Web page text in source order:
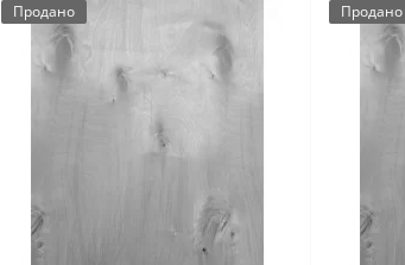
Продано Продано